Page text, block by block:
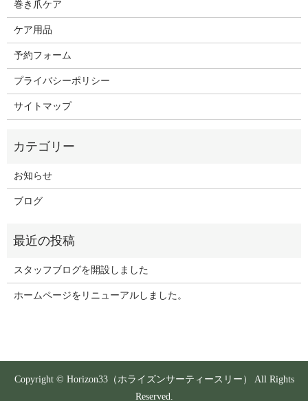
巻き爪ケア
ケア用品
予約フォーム
プライバシーポリシー
サイトマップ
お知らせ
ブログ
スタッフブログを開設しました
ホームページをリニューアルしました。
Copyright © Horizon33（ホライズンサーティースリー） All Rights
Reserved.